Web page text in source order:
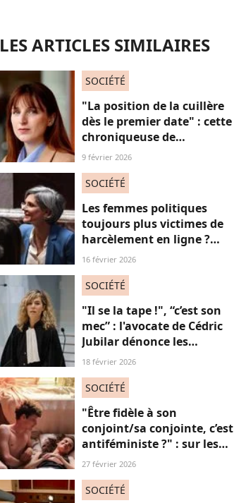
LES ARTICLES SIMILAIRES
SOCIÉTÉ
"La position de la cuillère
dès le premier date" : cette
chroniqueuse de
Quotidien s'amuse de
absolument jubilatoire
9 février 2026
SOCIÉTÉ
Les femmes politiques
toujours plus victimes de
harcèlement en ligne ?
Une étude interroge ce
16 février 2026
SOCIÉTÉ
"Il se la tape !", “c’est son
mec” : l'avocate de Cédric
Jubilar dénonce les
réflexions misogynes
subissent toutes ses
consœurs
18 février 2026
SOCIÉTÉ
"Être fidèle à son
conjoint/sa conjointe, c’est
antiféministe ?" : sur les
réseaux sociaux, cette
27 février 2026
SOCIÉTÉ